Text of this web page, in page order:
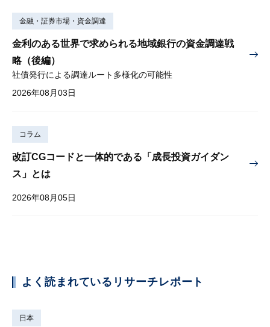
金融・証券市場・資金調達
金利のある世界で求められる地域銀行の資金調達戦
略（後編）
社債発行による調達ルート多様化の可能性
2026年08月03日
コラム
改訂CGコードと一体的である「成長投資ガイダン
ス」とは
2026年08月05日
よく読まれているリサーチレポート
日本